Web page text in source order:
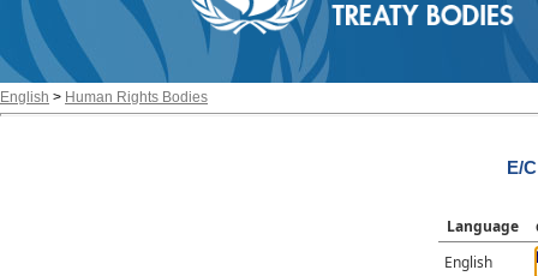
English > Human Rights Bodies
E/
Language
English